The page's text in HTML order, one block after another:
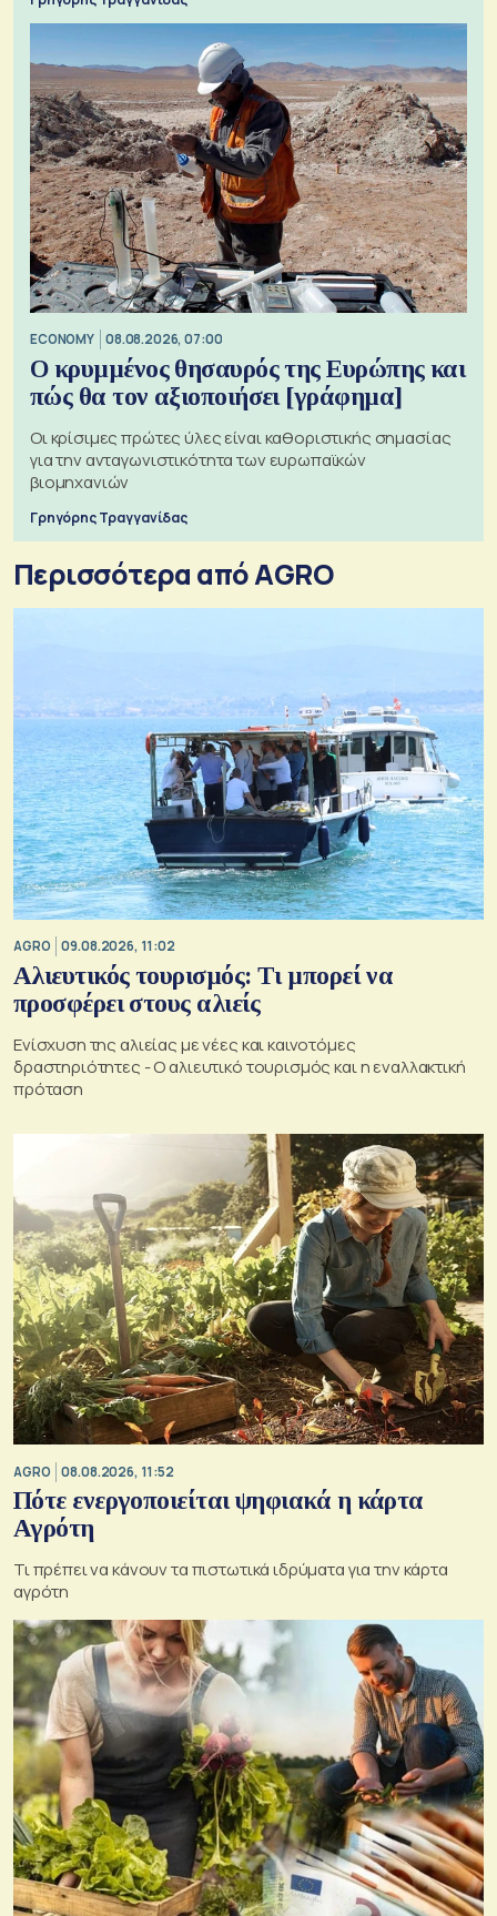
ECONOMY 08.08.2026, 07:00
Ο κρυμμένος θησαυρός της Ευρώπης και
πώς θα τον αξιοποιήσει [γράφημα]
Οι κρίσιμες πρώτες ύλες είναι καθοριστικής σημασίας
για την ανταγωνιστικότητα των ευρωπαϊκών
βιομηχανιών
Γρηγόρης Τραγγανίδας
Περισσότερα από AGRO
AGRO 09.08.2026, 11:02
Αλιευτικός τουρισμός: Τι μπορεί να
προσφέρει στους αλιείς
Ενίσχυση της αλιείας με νέες και καινοτόμες
δραστηριότητες - Ο αλιευτικό τουρισμός και η εναλλακτική
πρόταση
AGRO 08.08.2026, 11:52
Πότε ενεργοποιείται ψηφιακά η κάρτα
Αγρότη
Τι πρέπει να κάνουν τα πιστωτικά ιδρύματα για την κάρτα
αγρότη